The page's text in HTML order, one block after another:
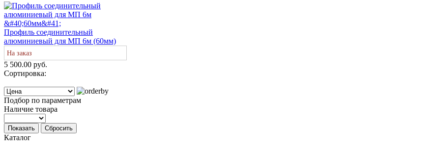
Профиль соединительный
алюминиевый для МП 6м (60мм)
На заказ
5 500.00 руб.
Сортировка:
Подбор по параметрам
Наличие товара
Показать Сбросить
Каталог